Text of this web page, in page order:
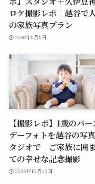
ロケ撮影レポ｜越谷で
の家族写真プラン
2026年5月5日
【撮影レポ】1歳のバー
デーフォトを越谷の写
タジオで｜ご家族に囲
ての幸せな記念撮影
2025年12月23日